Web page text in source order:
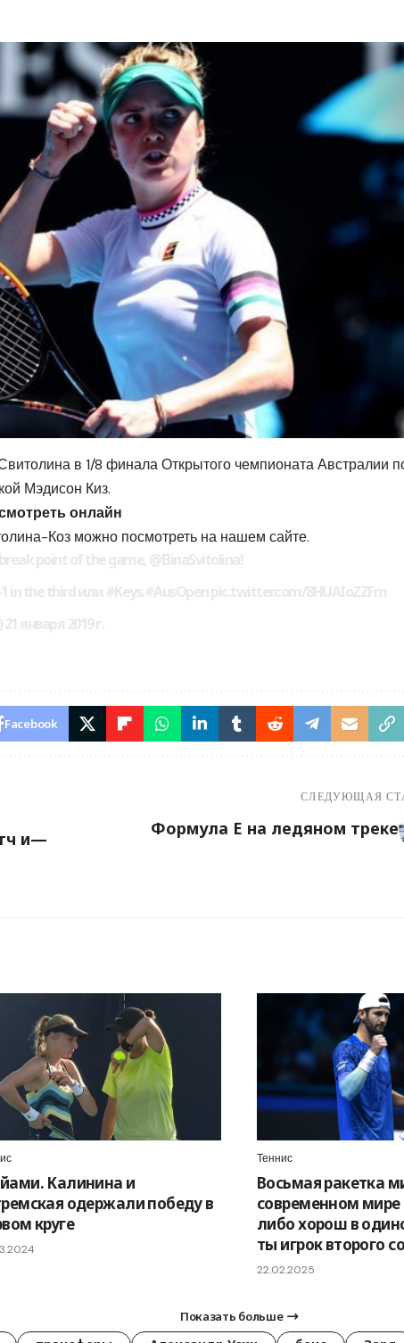
в 1/8 финала Открытого чемпионата Австралии
Мэдисон Киз.
онлайн
Коз можно посмотреть на нашем сайте.
Facebook
и—
СЛЕДУЮЩАЯ
Формула E на ледяном треке
Калинина и
одержали победу в
круге
Теннис
Восьмая ракетка
современном мире
либо хорош в
ты игрок второго
22.02.2025
Показать больше